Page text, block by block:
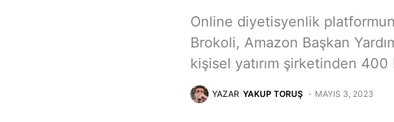
Online diyetisyenlik
Brokoli, Amazon Başkan
kişisel yatırım şirketinden 400
YAZAR YAKUP TORUŞ MAYIS 3, 2023